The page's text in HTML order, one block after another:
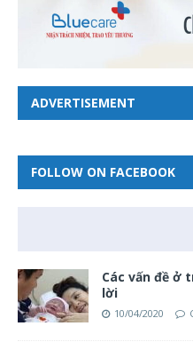
ADVERTISEMENT
FOLLOW ON FACEBOOK
Các vấn đề ở
lời
10/04/2020